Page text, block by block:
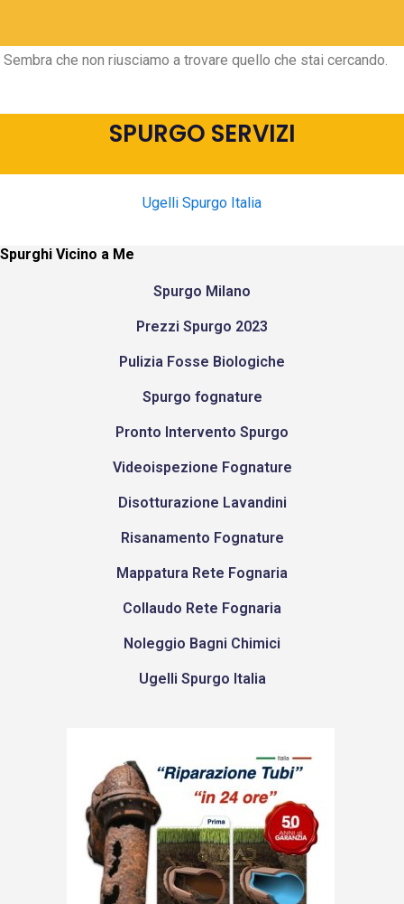
Sembra che non riusciamo a trovare quello che stai cercando.
SPURGO SERVIZI
Ugelli Spurgo Italia
Spurghi Vicino a Me
Spurgo Milano
Prezzi Spurgo 2023
Pulizia Fosse Biologiche
Spurgo fognature
Pronto Intervento Spurgo
Videoispezione Fognature
Disotturazione Lavandini
Risanamento Fognature
Mappatura Rete Fognaria
Collaudo Rete Fognaria
Noleggio Bagni Chimici
Ugelli Spurgo Italia